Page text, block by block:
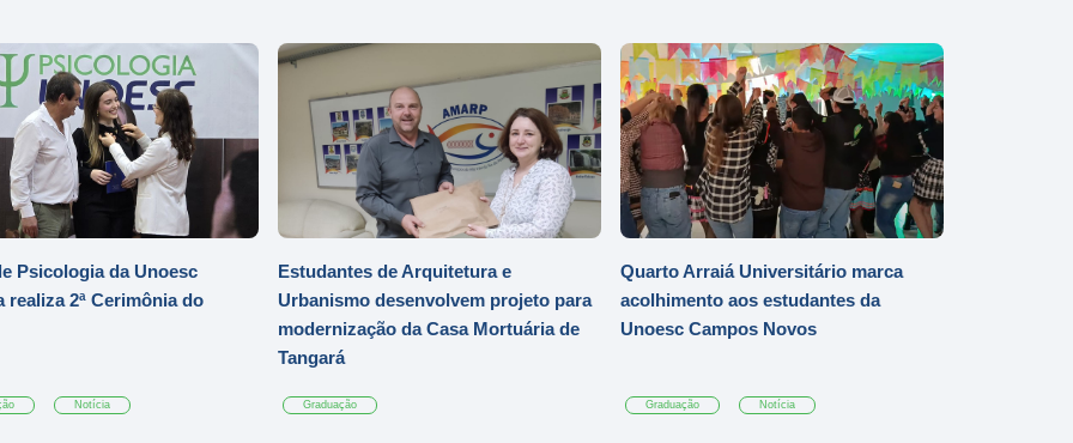
Psicologia da Unoesc
realiza 2ª Cerimônia do
Notícia
Estudantes de Arquitetura e
Urbanismo desenvolvem projeto para
modernização da Casa Mortuária de
Tangará
Graduação
Quarto Arraiá Universitário marca
acolhimento aos estudantes da
Unoesc Campos Novos
Graduação Notícia